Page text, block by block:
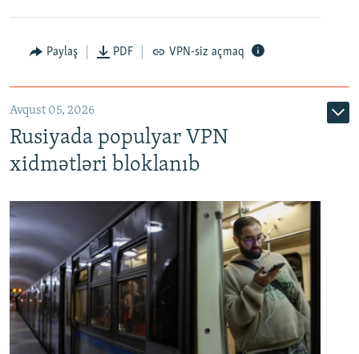
Paylaş PDF VPN-siz açmaq
Avqust 05, 2026
Rusiyada populyar VPN
xidmətləri bloklanıb